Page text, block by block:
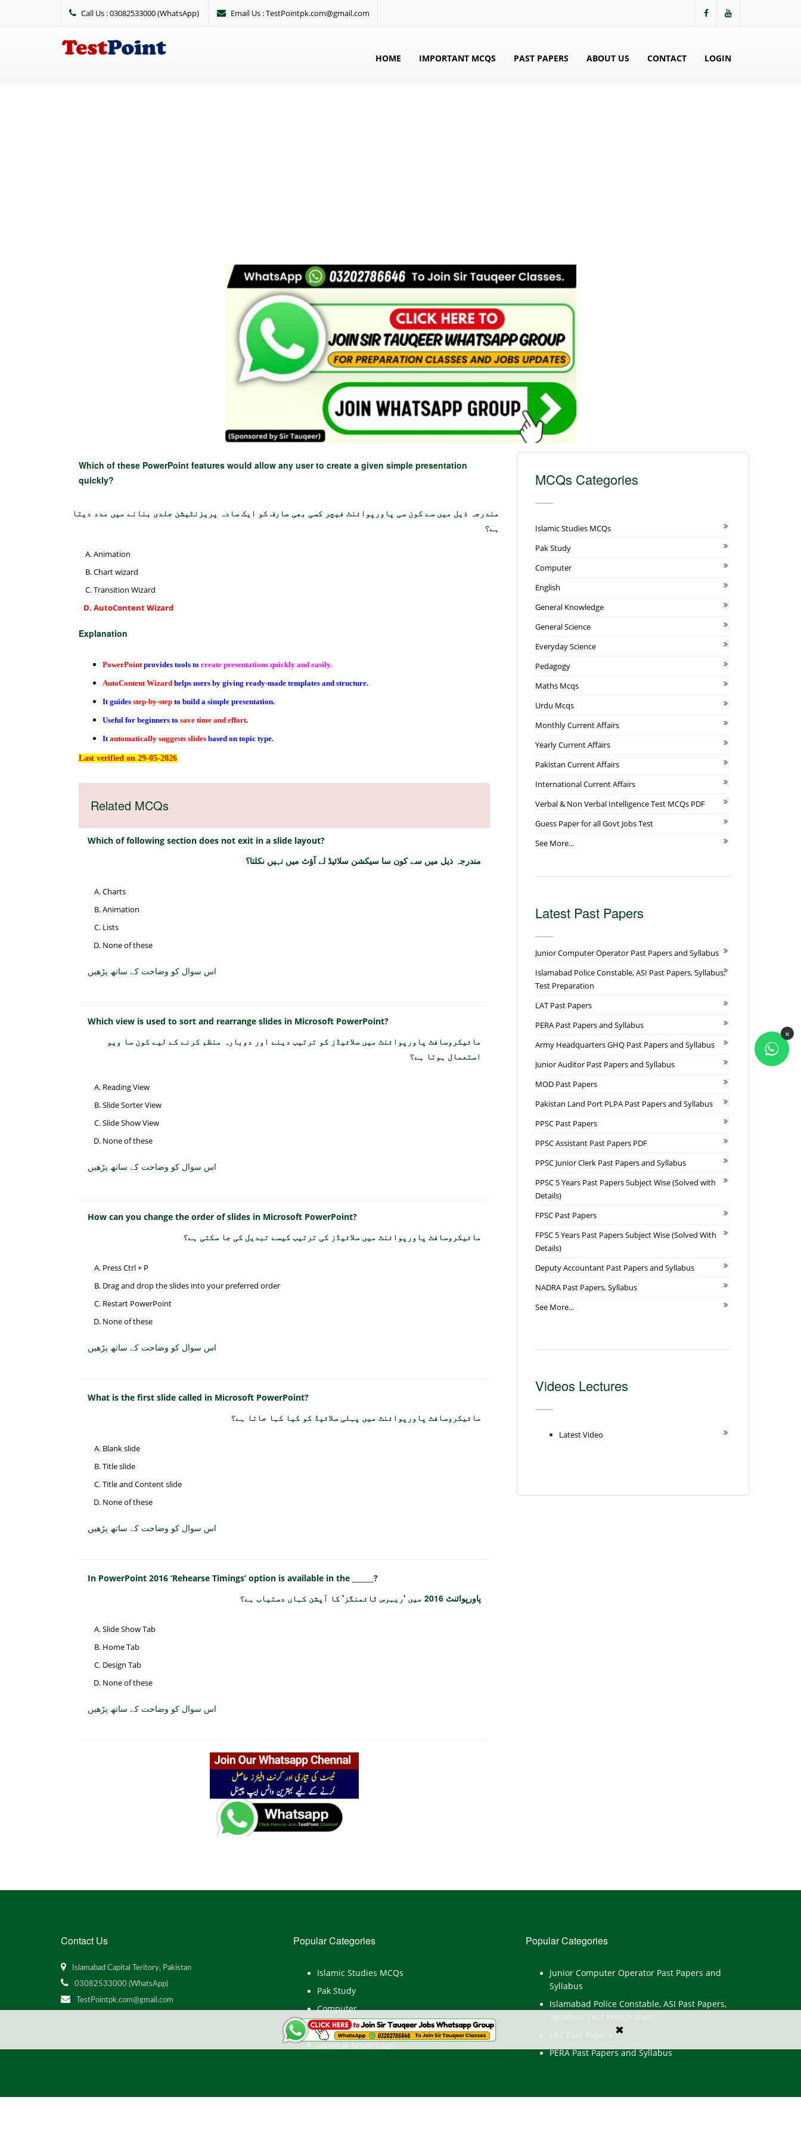
Call Us : 03082533000 (WhatsApp) Email Us : TestPointpk.com@gmail.com
HOME IMPORTANT MCQS PAST PAPERS ABOUT US CONTACT LOGIN
✖
Which of these PowerPoint features would allow any user to create a given simple presentation
quickly?
مندرجہ ذیل میں سے کون سی پاورپوائنٹ فیچر کسی بھی صارف کو ایک سادہ پریزنٹیشن جلدی بنانے میں مدد دیتا
ہے؟
Animation
Chart wizard
Transition Wizard
AutoContent Wizard
Explanation
PowerPointprovides tools to create presentations quickly and easily.
AutoContent Wizard helps users by giving ready-made templates and structure.
It guides step-by-step to build a simple presentation.
Useful for beginners to save time and effort.
Itautomatically suggests slides based on topic type.
Last verified on 29-05-2026
Related MCQs
Which of following section does not exit in a slide layout?
مندرجہ ذیل میں سے کون سا سیکشن سلائیڈ لے آؤٹ میں نہیں نکلتا؟
Charts
Animation
Lists
None of these
اس سوال کو وضاحت کے ساتھ پڑھیں
Which view is used to sort and rearrange slides in Microsoft PowerPoint?
مائیکروسافٹ پاورپوائنٹ میں سلائیڈز کو ترتیب دینے اور دوبارہ منظم کرنے کے لیے کون سا ویو
استعمال ہوتا ہے؟
Reading View
Slide Sorter View
Slide Show View
None of these
اس سوال کو وضاحت کے ساتھ پڑھیں
How can you change the order of slides in Microsoft PowerPoint?
مائیکروسافٹ پاورپوائنٹ میں سلائیڈز کی ترتیب کیسے تبدیل کی جا سکتی ہے؟
Press Ctrl + P
Drag and drop the slides into your preferred order
Restart PowerPoint
None of these
اس سوال کو وضاحت کے ساتھ پڑھیں
What is the first slide called in Microsoft PowerPoint?
مائیکروسافٹ پاورپوائنٹ میں پہلی سلائیڈ کو کیا کہا جاتا ہے؟
Blank slide
Title slide
Title and Content slide
None of these
اس سوال کو وضاحت کے ساتھ پڑھیں
In PowerPoint 2016 ‘Rehearse Timings’ option is available in the ______?
پاورپوائنٹ 2016 میں 'ریہرس ٹائمنگز' کا آپشن کہاں دستیاب ہے؟
Slide Show Tab
Home Tab
Design Tab
None of these
اس سوال کو وضاحت کے ساتھ پڑھیں
MCQs Categories
Islamic Studies MCQs
Pak Study
Computer
English
General Knowledge
General Science
Everyday Science
Pedagogy
Maths Mcqs
Urdu Mcqs
Monthly Current Affairs
Yearly Current Affairs
Pakistan Current Affairs
International Current Affairs
Verbal & Non Verbal Intelligence Test MCQs PDF
Guess Paper for all Govt Jobs Test
See More...
Latest Past Papers
Junior Computer Operator Past Papers and Syllabus
Islamabad Police Constable, ASI Past Papers, Syllabus,
Test Preparation
LAT Past Papers
PERA Past Papers and Syllabus
Army Headquarters GHQ Past Papers and Syllabus
Junior Auditor Past Papers and Syllabus
MOD Past Papers
Pakistan Land Port PLPA Past Papers and Syllabus
PPSC Past Papers
PPSC Assistant Past Papers PDF
PPSC Junior Clerk Past Papers and Syllabus
PPSC 5 Years Past Papers Subject Wise (Solved with
Details)
FPSC Past Papers
FPSC 5 Years Past Papers Subject Wise (Solved With
Details)
Deputy Accountant Past Papers and Syllabus
NADRA Past Papers, Syllabus
See More...
Videos Lectures
Latest Video
×
Contact Us
Islamabad Capital Teritory, Pakistan
03082533000 (WhatsApp)
TestPointpk.com@gmail.com
Popular Categories
Islamic Studies MCQs
Pak Study
Computer
English
General Knowledge
Popular Categories
Junior Computer Operator Past Papers and
Syllabus
Islamabad Police Constable, ASI Past Papers,
Syllabus, Test Preparation
LAT Past Papers
PERA Past Papers and Syllabus